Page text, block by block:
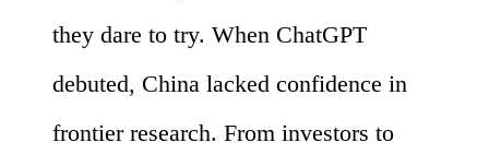
they dare to try. When ChatGPT
debuted, China lacked confidence in
frontier research. From investors to